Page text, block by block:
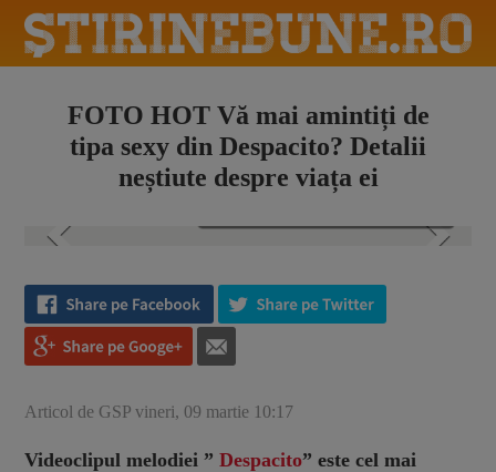
FOTO HOT Vă mai amintiți de
tipa sexy din Despacito? Detalii
neștiute despre viața ei
Galerie foto (19)
Articol de GSP vineri, 09 martie 10:17
Videoclipul melodiei ” Despacito” este cel mai